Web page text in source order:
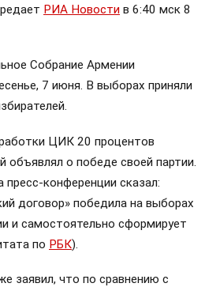
РИА Новости в 6:40 мск 8
Собрание Армении
7 июня. В выборах приняли
ЦИК 20 процентов
объявлял о победе своей партии.
конференции сказал:
договор» победила на выборах
и самостоятельно сформирует
по РБК).
заявил, что по сравнению с